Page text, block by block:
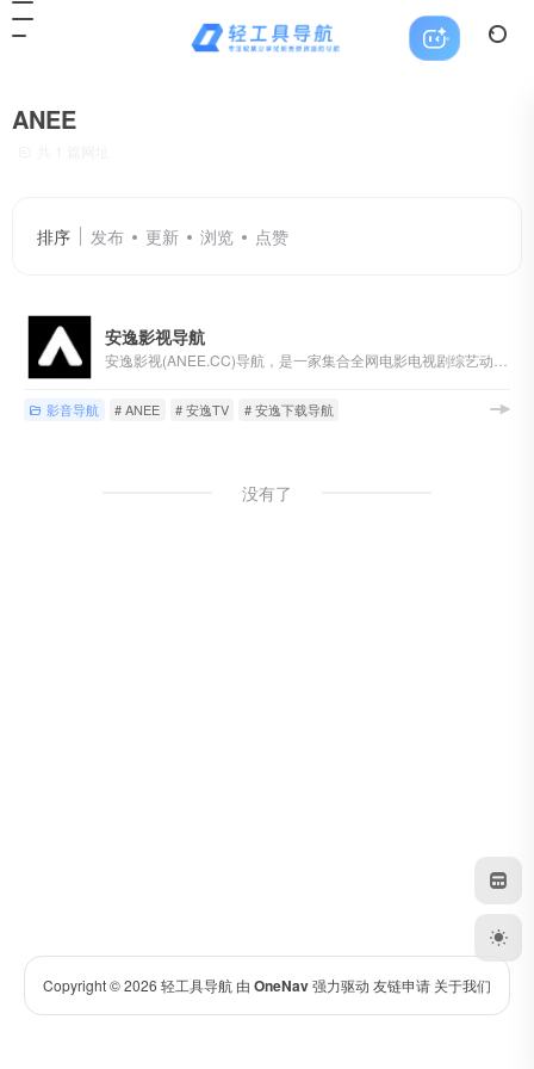
ANEE
排序 发布 更新 浏览 点赞
安逸影视导航
影音导航 # ANEE # 安逸TV # 安逸下载导航
没有了
Copyright © 2026 轻工具导航 由 OneNav强力驱动 友链申请 关于我们